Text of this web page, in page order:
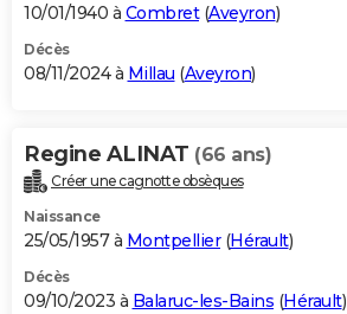
10/01/1940 à Combret(Aveyron)
Décès
08/11/2024 à Millau (Aveyron)
Regine ALINAT (66 ans)
Créer une cagnotte obsèques
Naissance
25/05/1957 à Montpellier(Hérault)
Décès
09/10/2023 à Balaruc-les-Bains (Hérault)